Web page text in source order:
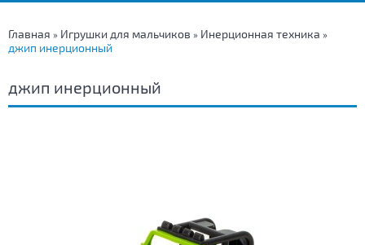
Главная » Игрушки для мальчиков » Инерционная техника »
джип инерционный
джип инерционный